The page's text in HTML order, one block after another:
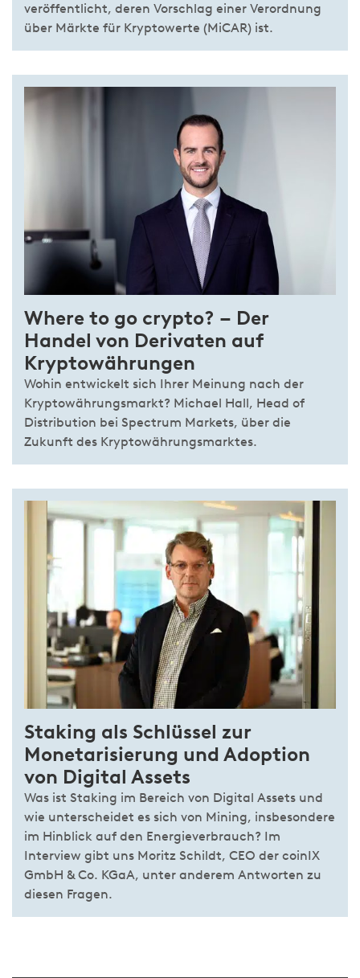
veröffentlicht, deren Vorschlag einer Verordnung
über Märkte für Kryptowerte (MiCAR) ist.
Where to go crypto? – Der
Handel von Derivaten auf
Kryptowährungen
Wohin entwickelt sich Ihrer Meinung nach der
Kryptowährungsmarkt? Michael Hall, Head of
Distribution bei Spectrum Markets, über die
Zukunft des Kryptowährungsmarktes.
Staking als Schlüssel zur
Monetarisierung und Adoption
von Digital Assets
Was ist Staking im Bereich von Digital Assets und
wie unterscheidet es sich von Mining, insbesondere
im Hinblick auf den Energieverbrauch? Im
Interview gibt uns Moritz Schildt, CEO der coinIX
GmbH & Co. KGaA, unter anderem Antworten zu
diesen Fragen.